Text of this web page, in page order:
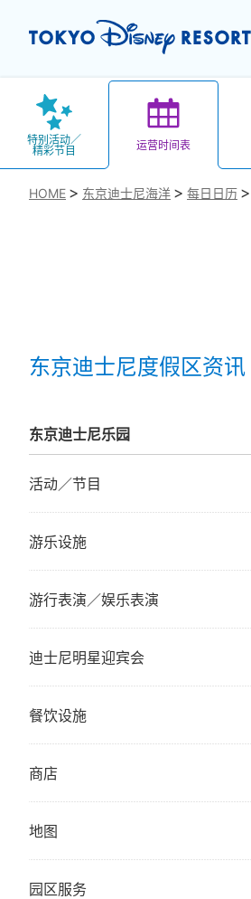
特别活动／
精彩节目
运营时间表
HOME 东京迪士尼海洋 每日日历
东京迪士尼度假区资讯
东京迪士尼乐园
活动／节目
游乐设施
游行表演／娱乐表演
迪士尼明星迎宾会
餐饮设施
商店
地图
园区服务